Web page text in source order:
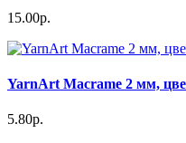
15.00р.
YarnArt Macrame 2 мм,
5.80р.